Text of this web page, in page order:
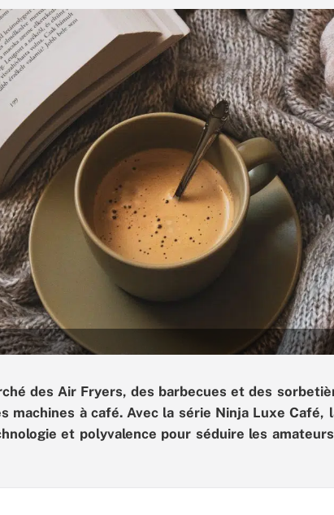
des Air Fryers, des barbecues et des
machines à café. Avec la série Ninja Luxe Café,
et polyvalence pour séduire les